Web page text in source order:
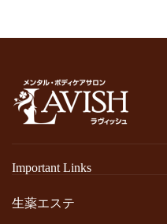
Important Links
生薬エステ